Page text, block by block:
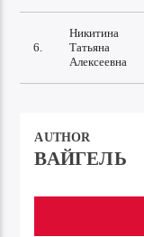
6.
Никитина
Татьяна
Алексеевна
AUTHOR
ВАЙГЕЛЬ